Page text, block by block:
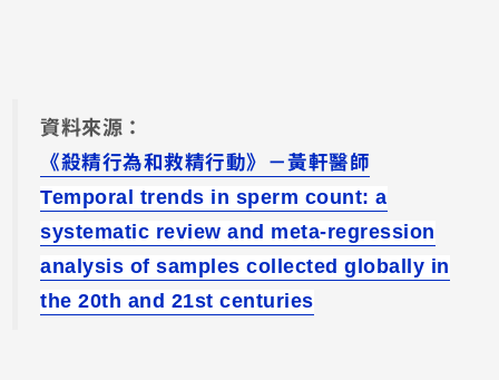
資料來源：
《殺精行為和救精行動》－黃軒醫師
Temporal trends in sperm count: a
systematic review and meta-regression
analysis of samples collected globally in
the 20th and 21st centuries